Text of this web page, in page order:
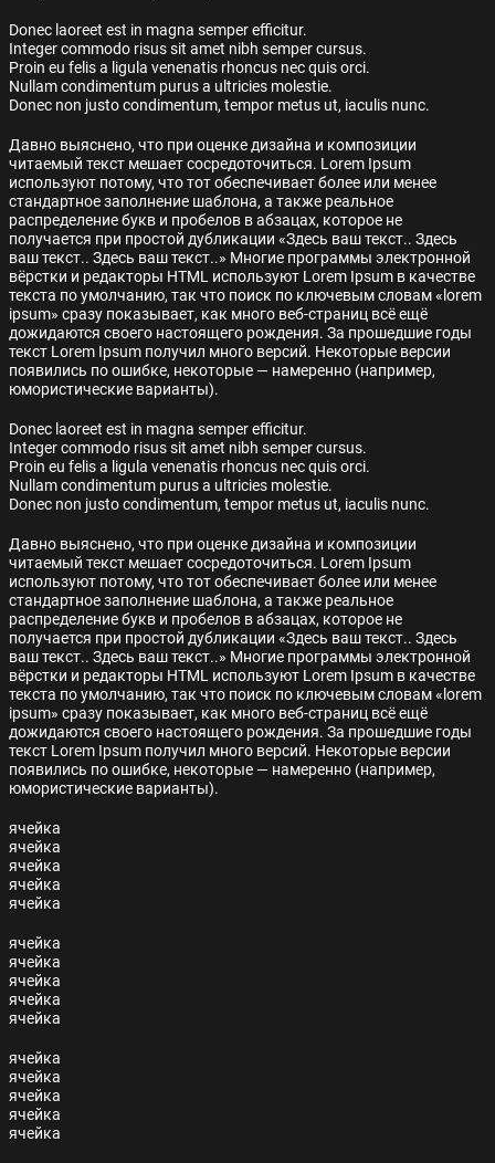
Donec laoreet est in magna semper efficitur.
Integer commodo risus sit amet nibh semper cursus.
Proin eu felis a ligula venenatis rhoncus nec quis orci.
Nullam condimentum purus a ultricies molestie.
Donec non justo condimentum, tempor metus ut, iaculis nunc.
Давно выяснено, что при оценке дизайна и композиции
читаемый текст мешает сосредоточиться. Lorem Ipsum
используют потому, что тот обеспечивает более или менее
стандартное заполнение шаблона, а также реальное
распределение букв и пробелов в абзацах, которое не
получается при простой дубликации «Здесь ваш текст.. Здесь
ваш текст.. Здесь ваш текст..» Многие программы электронной
вёрстки и редакторы HTML используют Lorem Ipsum в качестве
текста по умолчанию, так что поиск по ключевым словам «lorem
ipsum» сразу показывает, как много веб-страниц всё ещё
дожидаются своего настоящего рождения. За прошедшие годы
текст Lorem Ipsum получил много версий. Некоторые версии
появились по ошибке, некоторые — намеренно (например,
юмористические варианты).
Donec laoreet est in magna semper efficitur.
Integer commodo risus sit amet nibh semper cursus.
Proin eu felis a ligula venenatis rhoncus nec quis orci.
Nullam condimentum purus a ultricies molestie.
Donec non justo condimentum, tempor metus ut, iaculis nunc.
Давно выяснено, что при оценке дизайна и композиции
читаемый текст мешает сосредоточиться. Lorem Ipsum
используют потому, что тот обеспечивает более или менее
стандартное заполнение шаблона, а также реальное
распределение букв и пробелов в абзацах, которое не
получается при простой дубликации «Здесь ваш текст.. Здесь
ваш текст.. Здесь ваш текст..» Многие программы электронной
вёрстки и редакторы HTML используют Lorem Ipsum в качестве
текста по умолчанию, так что поиск по ключевым словам «lorem
ipsum» сразу показывает, как много веб-страниц всё ещё
дожидаются своего настоящего рождения. За прошедшие годы
текст Lorem Ipsum получил много версий. Некоторые версии
появились по ошибке, некоторые — намеренно (например,
юмористические варианты).
ячейка
ячейка
ячейка
ячейка
ячейка
ячейка
ячейка
ячейка
ячейка
ячейка
ячейка
ячейка
ячейка
ячейка
ячейка